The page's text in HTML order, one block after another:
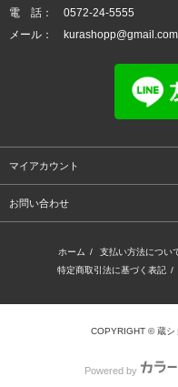
電 話： 0572-24-5555
メール： kurashopp@gmail.com
マイアカウント
お問い合わせ
ホーム / 支払い方法につい
特定商取引法に基づく表記 /
COPYRIGHT © 蔵シ
Powered by